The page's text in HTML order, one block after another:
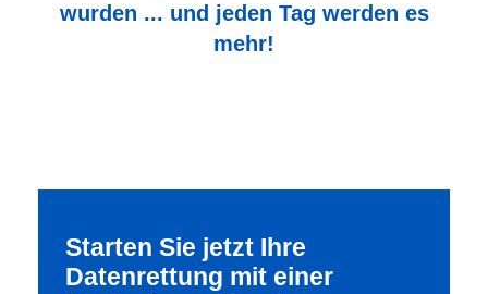
wurden ... und jeden Tag werden es
mehr!
Starten Sie jetzt Ihre
Datenrettung mit einer